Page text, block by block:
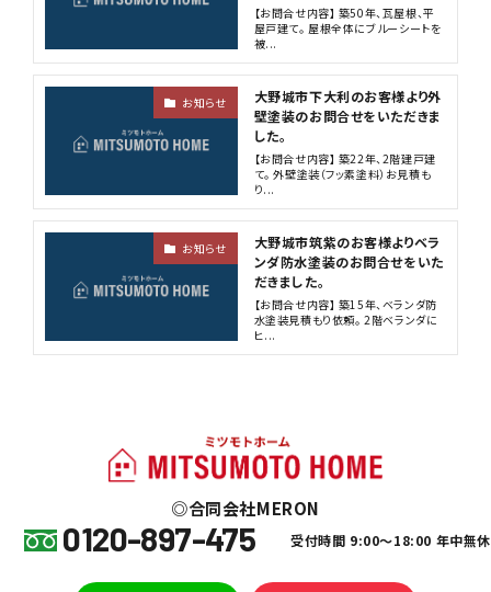
【お問合せ内容】 築50年、瓦屋根、平
屋戸建て。 屋根全体にブルーシートを
被...
お知らせ
大野城市下大利のお客様より外
壁塗装のお問合せをいただきま
した。
【お問合せ内容】 築22年、2階建戸建
て。 外壁塗装（フッ素塗料）お見積も
り...
お知らせ
大野城市筑紫のお客様よりベラ
ンダ防水塗装のお問合せをいた
だきました。
【お問合せ内容】 築15年、ベランダ防
水塗装見積もり依頼。 2階ベランダに
ヒ...
合同会社MERON
0120-897-475 受付時間 9:00～18:00 年中無休